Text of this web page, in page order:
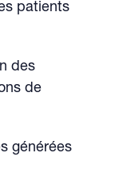
patients
des
de
générées